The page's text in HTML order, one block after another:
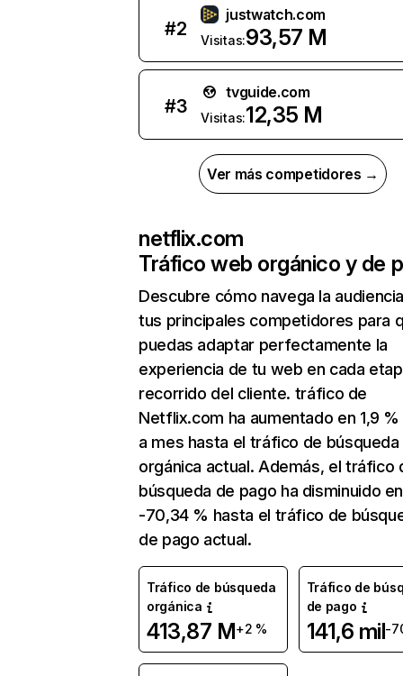
#2
justwatch.com
Visitas:93,57 M
#3
tvguide.com
Visitas:12,35 M
Ver más competidores →
netflix.com
Tráfico web orgánico y de
Descubre cómo navega la
tus principales competidores para
puedas adaptar perfectamente la
experiencia de tu web en cada
recorrido del cliente. tráfico de
Netflix.com ha aumentado en 1,9
a mes hasta el tráfico de búsqueda
orgánica actual. Además, el tráfico
búsqueda de pago ha disminuido en
-70,34 % hasta el tráfico de
de pago actual.
Tráfico de búsqueda
orgánica
413,87 M+2 %
Tráfico de
de pago
141,6 mil-